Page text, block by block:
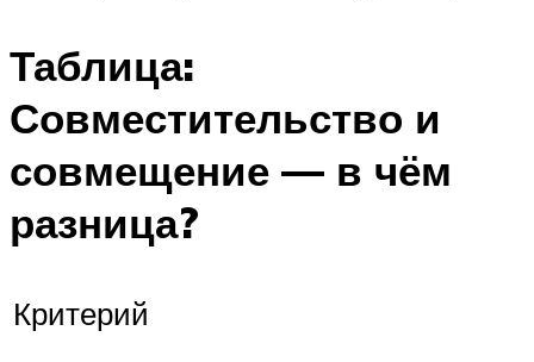
Таблица:
Совместительство и
совмещение — в чём
разница?
Критерий